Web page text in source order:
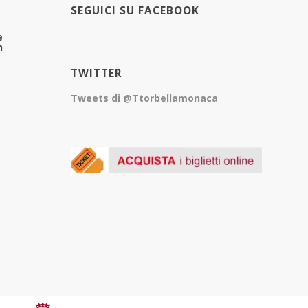
SEGUICI SU FACEBOOK
TWITTER
Tweets di @Ttorbellamonaca